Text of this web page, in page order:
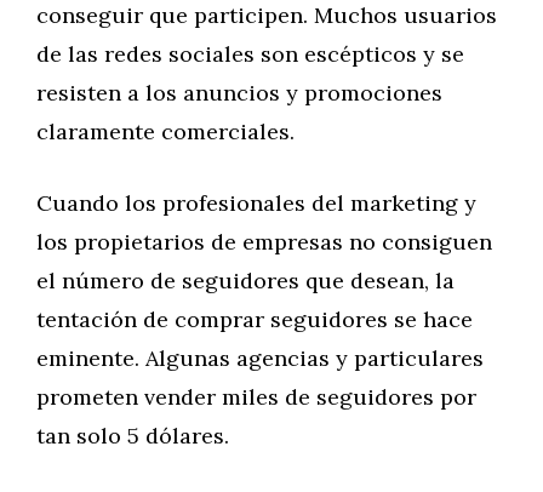
conseguir que participen. Muchos usuarios
de las redes sociales son escépticos y se
resisten a los anuncios y promociones
claramente comerciales.
Cuando los profesionales del marketing y
los propietarios de empresas no consiguen
el número de seguidores que desean, la
tentación de comprar seguidores se hace
eminente. Algunas agencias y particulares
prometen vender miles de seguidores por
tan solo 5 dólares.